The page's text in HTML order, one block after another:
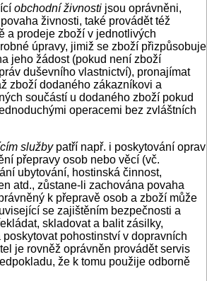
obchodní živnosti jsou oprávněni,
živnosti, také provádět též
a prodeje zboží v jednotlivých
úpravy, jimiž se zboží přizpůsobuje
jeho žádost (pokud není zboží
duševního vlastnictví), pronajímat
zboží dodaného zákazníkovi a
součástí u dodaného zboží pokud
operacemi bez zvláštních
službypatří např. i poskytování oprav
přepravy osob nebo věcí (vč.
ubytování, hostinská činnost,
atd., zůstane-li zachována povaha
k přepravě osob a zboží může
se zajištěním bezpečnosti a
skladovat a balit zásilky,
pohostinství v dopravních
je rovněž oprávněn provádět servis
že k tomu použije odborně